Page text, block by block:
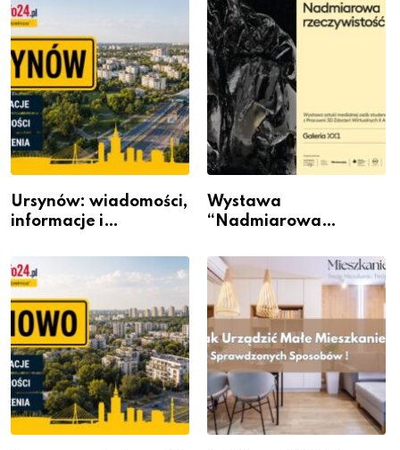
Ursynów: wiadomości,
informacje i
Wystawa
“Nadmiarowa
Galerii XX1